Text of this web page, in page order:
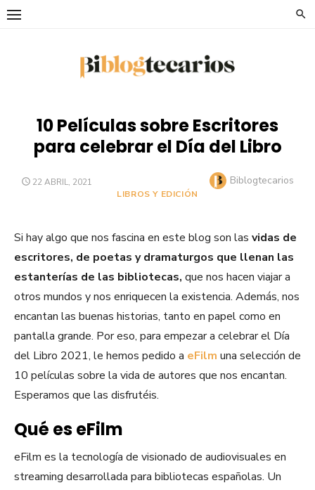
Saltar
10 Películas sobre Escritores
para celebrar el Día del Libro
PUBLICADO
22 ABRIL, 2021 Autor
Biblogtecarios
LIBROS Y EDICIÓN
Si hay algo que nos fascina en este blog son las vidas de
escritores, de poetas y dramaturgos que llenan las
estanterías de las bibliotecas, que nos hacen viajar a
otros mundos y nos enriquecen la existencia. Además, nos
encantan las buenas historias, tanto en papel como en
pantalla grande. Por eso, para empezar a celebrar el Día
del Libro 2021, le hemos pedido a eFilm una selección de
10 películas sobre la vida de autores que nos encantan.
Esperamos que las disfrutéis.
Qué es eFilm
eFilm es la tecnología de visionado de audiovisuales en
streaming desarrollada para bibliotecas españolas. Un